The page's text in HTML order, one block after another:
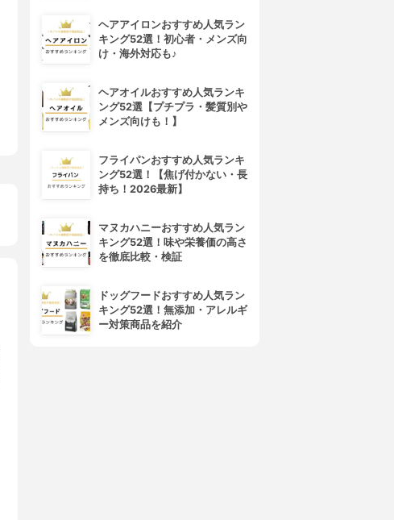
ヘアアイロンおすすめ人気ラン
キング52選！初心者・メンズ向
け・海外対応も♪
ヘアオイルおすすめ人気ランキ
ング52選【プチプラ・髪質別や
メンズ向けも！】
フライパンおすすめ人気ランキ
ング52選！【焦げ付かない・長
持ち！2026最新】
マヌカハニーおすすめ人気ラン
キング52選！味や栄養価の高さ
を徹底比較・検証
ドッグフードおすすめ人気ラン
キング52選！無添加・アレルギ
ー対策商品を紹介